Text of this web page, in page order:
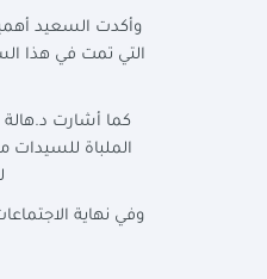
وأكدت السعيد
التي تمت في هذا
كما أشارت د.هالة
الملباة للسيدات
وفي نهاية